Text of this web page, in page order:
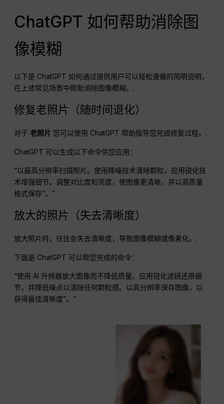
ChatGPT 如何帮助消除图
像模糊
以下是 ChatGPT 如何通过提供用户可以轻松遵循的简明说明，
在上述常见场景中帮助消除图像模糊。.
修复老照片（随时间退化）
对于老照片 您可以使用 ChatGPT 帮助指导您完成修复过程。.
ChatGPT 可以生成以下命令供您应用：
“以最高分辨率扫描照片。使用降噪技术清除颗粒，应用锐化技
术增强细节。调整对比度和亮度，使图像更清晰，并以高质量
格式保存”。”
放大的照片（失去清晰度）
放大照片时，往往会失去清晰度，导致图像模糊或像素化。.
下面是 ChatGPT 可以帮您完成的命令：
“使用 AI 升频器放大图像而不降低质量。应用锐化滤镜还原细
节，并降低噪点以清除任何颗粒感。以高分辨率保存图像，以
获得最佳清晰度”。”